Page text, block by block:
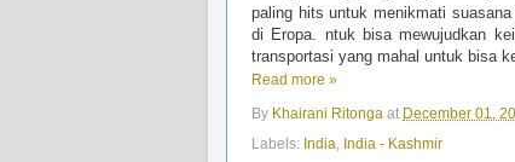
paling hits untuk menikmati
di Eropa. ntuk bisa mewujudkan
transportasi yang mahal untuk bisa
Read more »
By Khairani Ritonga at December 01,
Labels: India India - Kashmir